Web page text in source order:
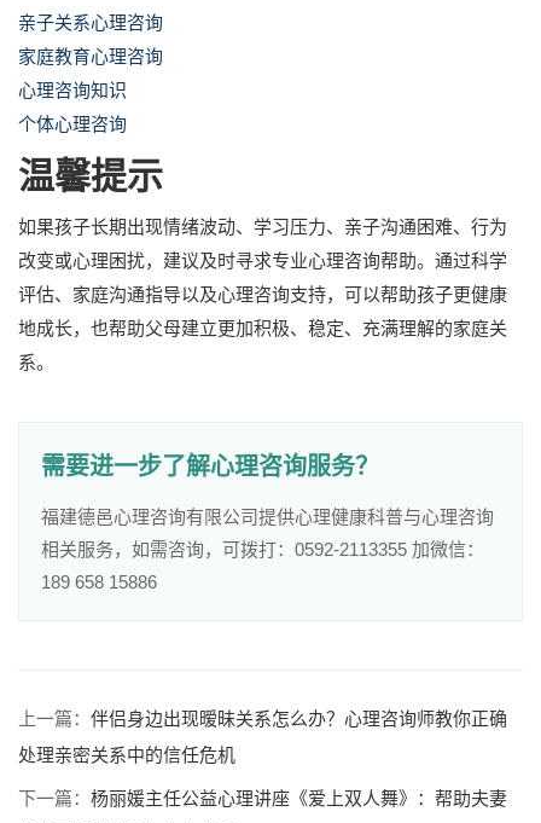
亲子关系心理咨询
家庭教育心理咨询
心理咨询知识
个体心理咨询
温馨提示
如果孩子长期出现情绪波动、学习压力、亲子沟通困难、行为
改变或心理困扰，建议及时寻求专业心理咨询帮助。通过科学
评估、家庭沟通指导以及心理咨询支持，可以帮助孩子更健康
地成长，也帮助父母建立更加积极、稳定、充满理解的家庭关
系。
需要进一步了解心理咨询服务？
福建德邑心理咨询有限公司提供心理健康科普与心理咨询
相关服务，如需咨询，可拨打：0592-2113355 加微信：
189 658 15886
上一篇： 伴侣身边出现暧昧关系怎么办？心理咨询师教你正确
处理亲密关系中的信任危机
下一篇： 杨丽媛主任公益心理讲座《爱上双人舞》：帮助夫妻